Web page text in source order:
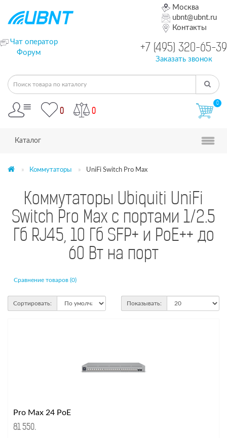
Москва
ubnt@ubnt.ru
Контакты
Чат оператор
Форум
+7 (495) 320-65-39
Заказать звонок
0 0
0
Каталог
Коммутаторы UniFi Switch Pro Max
Коммутаторы Ubiquiti UniFi
Switch Pro Max с портами 1/2.5
Гб RJ45, 10 Гб SFP+ и PoE++ до
60 Вт на порт
Сравнение товаров (0)
Сортировать: Показывать:
Pro Max 24 PoE
81 550.